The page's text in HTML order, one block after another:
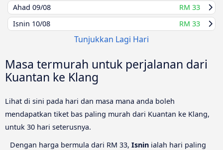
Ahad 09/08
RM 33
Isnin 10/08 RM 33
Tunjukkan Lagi Hari
Masa termurah untuk perjalanan dari
Kuantan ke Klang
Lihat di sini pada hari dan masa mana anda boleh
mendapatkan tiket bas paling murah dari Kuantan ke Klang,
untuk 30 hari seterusnya.
Dengan harga bermula dari RM 33, Isnin ialah hari paling